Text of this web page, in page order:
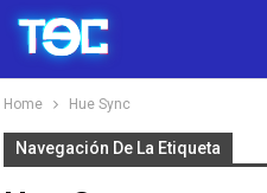
Home Hue Sync
Navegación De La Etiqueta